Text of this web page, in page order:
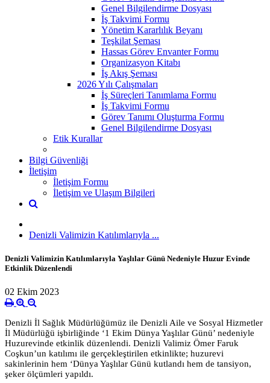
Genel Bilgilendirme Dosyası
İş Takvimi Formu
Yönetim Kararlılık Beyanı
Teşkilat Şeması
Hassas Görev Envanter Formu
Organizasyon Kitabı
İş Akış Şeması
2026 Yılı Çalışmaları
İş Süreçleri Tanımlama Formu
İş Takvimi Formu
Görev Tanımı Oluşturma Formu
Genel Bilgilendirme Dosyası
Etik Kurallar
Bilgi Güvenliği
İletişim
İletişim Formu
İletişim ve Ulaşım Bilgileri
Denizli Valimizin Katılımlarıyla ...
Denizli Valimizin Katılımlarıyla Yaşlılar Günü Nedeniyle Huzur Evinde
Etkinlik Düzenlendi
02 Ekim 2023
Denizli İl Sağlık Müdürlüğümüz ile Denizli Aile ve Sosyal Hizmetler
İl Müdürlüğü işbirliğinde ‘1 Ekim Dünya Yaşlılar Günü’ nedeniyle
Huzurevinde etkinlik düzenlendi. Denizli Valimiz Ömer Faruk
Coşkun’un katılımı ile gerçekleştirilen etkinlikte; huzurevi
sakinlerinin hem ‘Dünya Yaşlılar Günü kutlandı hem de tansiyon,
şeker ölçümleri yapıldı.